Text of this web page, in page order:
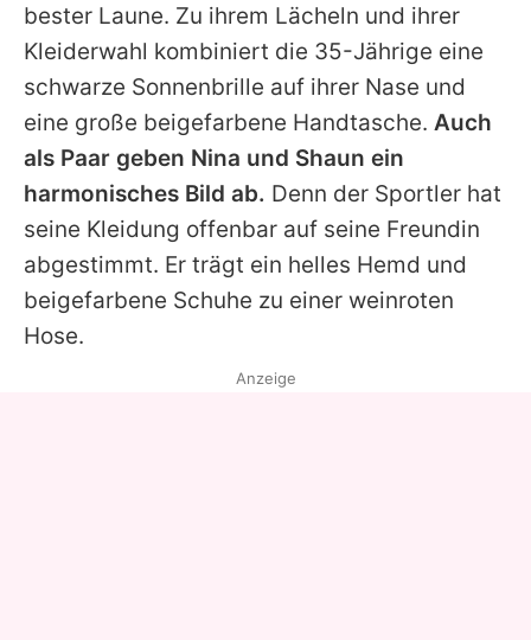
bester Laune. Zu ihrem Lächeln und ihrer
Kleiderwahl kombiniert die 35-Jährige eine
schwarze Sonnenbrille auf ihrer Nase und
eine große beigefarbene Handtasche. Auch
als Paar geben Nina und Shaun ein
harmonisches Bild ab. Denn der Sportler hat
seine Kleidung offenbar auf seine Freundin
abgestimmt. Er trägt ein helles Hemd und
beigefarbene Schuhe zu einer weinroten
Hose.
Anzeige